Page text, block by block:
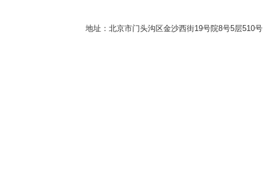
地址：北京市门头沟区金沙西街19号院8号5层510